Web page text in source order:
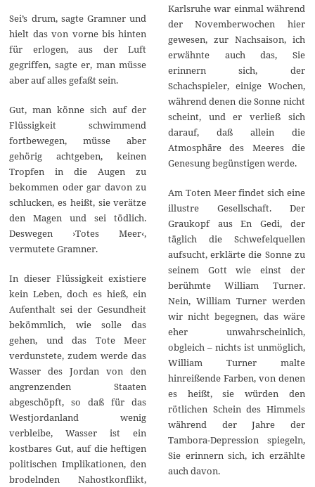
Sei’s drum, sagte Gramner und
hielt das von vorne bis hinten
für erlogen, aus der Luft
gegriffen, sagte er, man müsse
aber auf alles gefaßt sein.
Gut, man könne sich auf der
Flüssigkeit schwimmend
fortbewegen, müsse aber
gehörig achtgeben, keinen
Tropfen in die Augen zu
bekommen oder gar davon zu
schlucken, es heißt, sie verätze
den Magen und sei tödlich.
Deswegen ›Totes Meer‹,
vermutete Gramner.
In dieser Flüssigkeit existiere
kein Leben, doch es hieß, ein
Aufenthalt sei der Gesundheit
bekömmlich, wie solle das
gehen, und das Tote Meer
verdunstete, zudem werde das
Wasser des Jordan von den
angrenzenden Staaten
abgeschöpft, so daß für das
Westjordanland wenig
verbleibe, Wasser ist ein
kostbares Gut, auf die heftigen
politischen Implikationen, den
brodelnden Nahostkonflikt,
Karlsruhe war einmal während
der Novemberwochen hier
gewesen, zur Nachsaison, ich
erwähnte auch das, Sie
erinnern sich, der
Schachspieler, einige Wochen,
während denen die Sonne nicht
scheint, und er verließ sich
darauf, daß allein die
Atmosphäre des Meeres die
Genesung begünstigen werde.
Am Toten Meer findet sich eine
illustre Gesellschaft. Der
Graukopf aus En Gedi, der
täglich die Schwefelquellen
aufsucht, erklärte die Sonne zu
seinem Gott wie einst der
berühmte William Turner.
Nein, William Turner werden
wir nicht begegnen, das wäre
eher unwahrscheinlich,
obgleich – nichts ist unmöglich,
William Turner malte
hinreißende Farben, von denen
es heißt, sie würden den
rötlichen Schein des Himmels
während der Jahre der
Tambora-Depression spiegeln,
Sie erinnern sich, ich erzählte
auch davon.